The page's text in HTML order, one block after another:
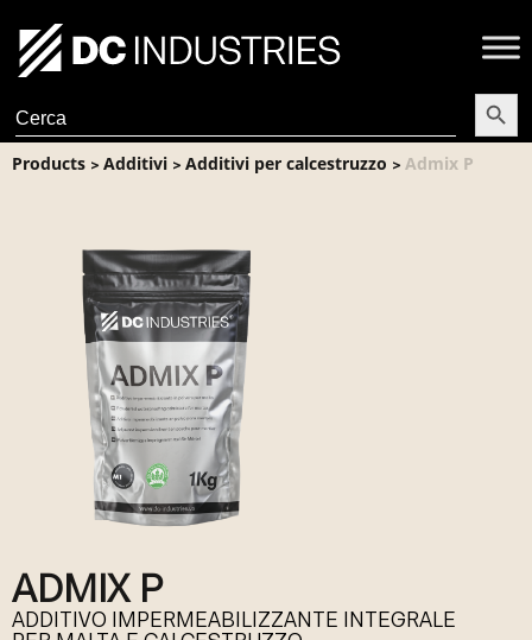
Search
for:
Search
Products > Additivi > Additivi per calcestruzzo > Admix P
ADMIX P
ADDITIVO IMPERMEABILIZZANTE INTEGRALE